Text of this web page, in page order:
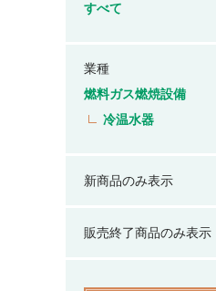
すべて
業種
燃料ガス燃焼設備
冷温水器
新商品のみ表示
販売終了商品のみ表示